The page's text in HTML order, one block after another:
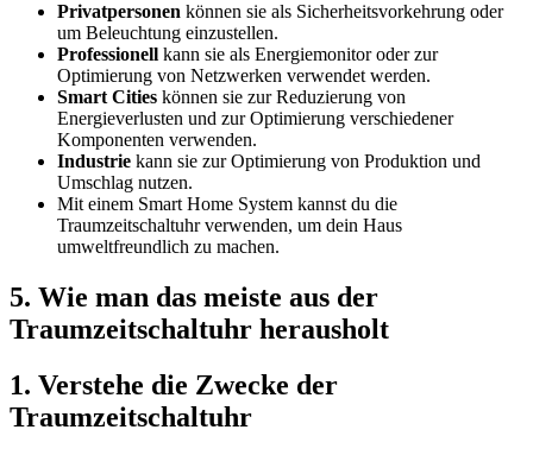
Privatpersonen können sie als Sicherheitsvorkehrung oder
um Beleuchtung einzustellen.
Professionell kann sie als Energiemonitor oder zur
Optimierung von Netzwerken verwendet werden.
Smart Cities können sie zur Reduzierung von
Energieverlusten und zur Optimierung verschiedener
Komponenten verwenden.
Industrie kann sie zur Optimierung von Produktion und
Umschlag nutzen.
Mit einem Smart Home System kannst du die
Traumzeitschaltuhr verwenden, um dein Haus
umweltfreundlich zu machen.
5. Wie man das meiste aus der
Traumzeitschaltuhr herausholt
1. Verstehe die Zwecke der
Traumzeitschaltuhr